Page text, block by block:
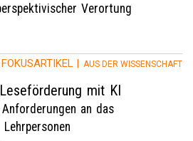
Verortung
FOKUSARTIKEL | AUS DER WISSENSCHAFT
mit KI
an das